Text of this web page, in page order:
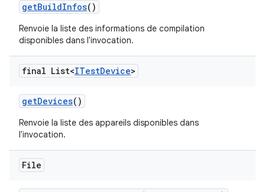
getBuildInfos()
Renvoie la liste des informations de compilation
disponibles dans l'invocation.
final List<ITestDevice>
getDevices()
Renvoie la liste des appareils disponibles dans
l'invocation.
File